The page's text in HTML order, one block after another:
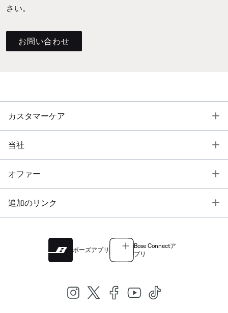
さい。
お問い合わせ
カスタマーケア
当社
オファー
追加のリンク
ボーズアプリ
Bose Connectア
プリ